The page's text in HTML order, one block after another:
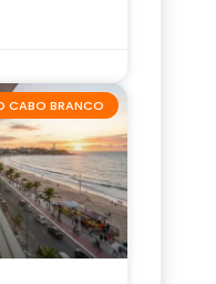
CABO BRANCO